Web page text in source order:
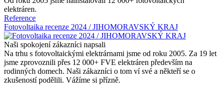
elektráren.
Reference
Fotovoltaika recenze 2024 / JIHOMORAVSKÝ KRAJ
Naši spokojení zákazníci napsali
Na trhu s fotovoltaickými elektrárnami jsme od roku 2005. Za 19 let
jsme zprovoznili přes 12 000+ FVE elektráren především na
rodinných domech. Naši zákazníci o tom ví své a někteří se o
zkušeností podělili. Vážíme si přízně.